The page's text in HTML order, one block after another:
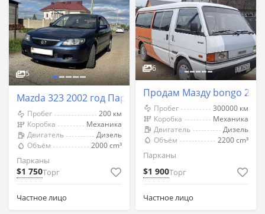
5
Mazda 323 2002 год Парканы
Пробег
200 км
Коробка
Механика
Двигатель
Дизель
Объём
2000 cm³
Парканы
$1 750Торг
Частное лицо
6
Продам Мазду bongo 2.2
Пробег
300000 км
Коробка
Механика
Двигатель
Дизель
Объём
2200 cm³
Парканы
$1 900Торг
Частное лицо